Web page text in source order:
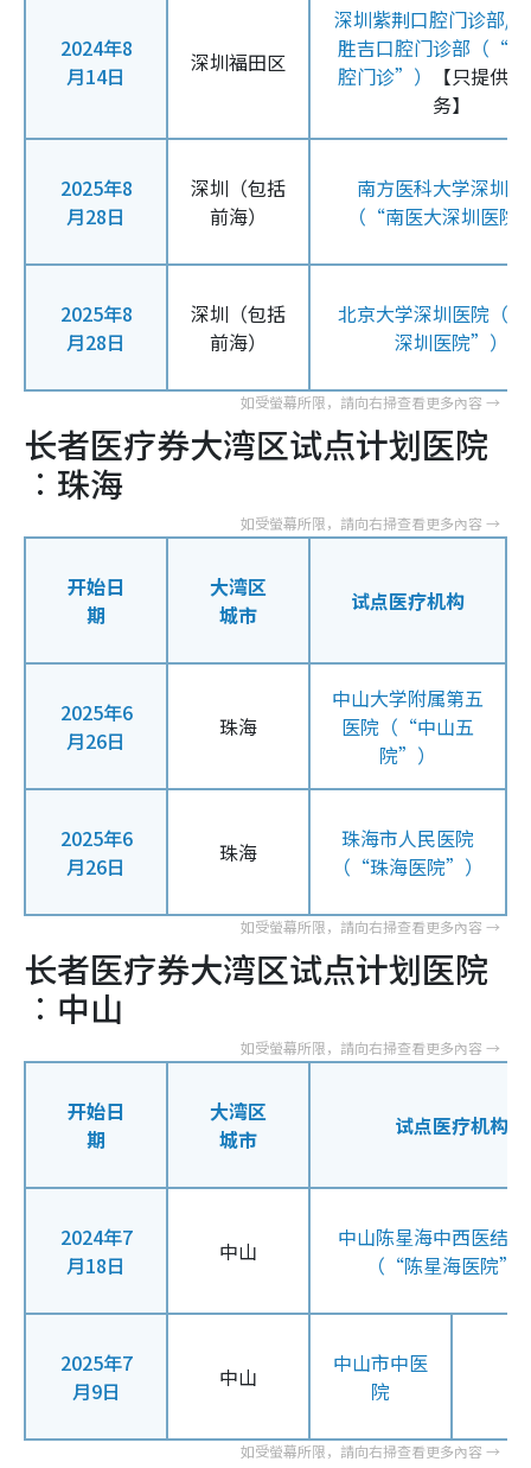
2024年8
月14日
深圳福田区
深圳紫荆口腔门诊部/
胜吉口腔门诊部（“
腔门诊”）
【只提供
务】
2025年8
月28日
深圳（包括
前海）
南方医科大学深圳
（“南医大深圳医
2025年8
月28日
深圳（包括
前海）
北京大学深圳医院（
深圳医院”）
长者医疗券大湾区试点计划医院
︰珠海
开始日
期
大湾区
城市
试点医疗机构
2025年6
月26日
珠海
中山大学附属第五
医院（“中山五
院”）
2025年6
月26日
珠海
珠海市人民医院
（“珠海医院”）
长者医疗券大湾区试点计划医院
︰中山
开始日
期
大湾区
城市
试点医疗机构
2024年7
月18日
中山
中山陈星海中西医结
（“陈星海医院”
2025年7
月9日
中山
中山市中医
院